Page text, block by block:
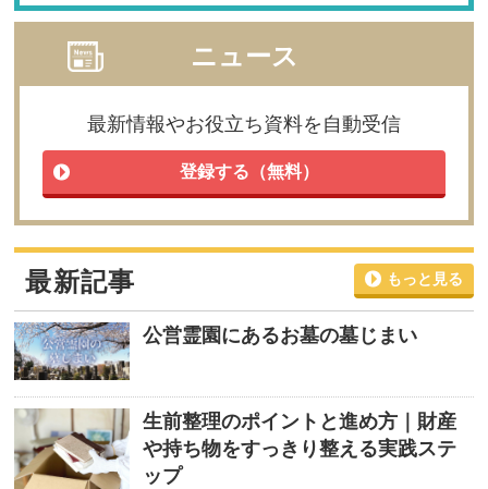
ニュース
最新情報やお役立ち資料を自動受信
登録する（無料）
最新記事
公営霊園にあるお墓の墓じまい
生前整理のポイントと進め方｜財産
や持ち物をすっきり整える実践ステ
ップ
もっと見る